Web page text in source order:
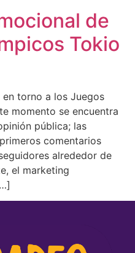
de
Tokio
torno a los Juegos
momento se encuentra
pública; las
comentarios
alrededor de
el marketing